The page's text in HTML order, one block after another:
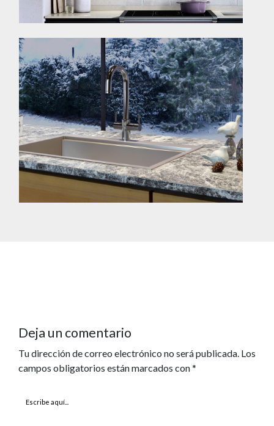
Deja un comentario
Tu dirección de correo electrónico no será publicada. Los
campos obligatorios están marcados con*
Escribe